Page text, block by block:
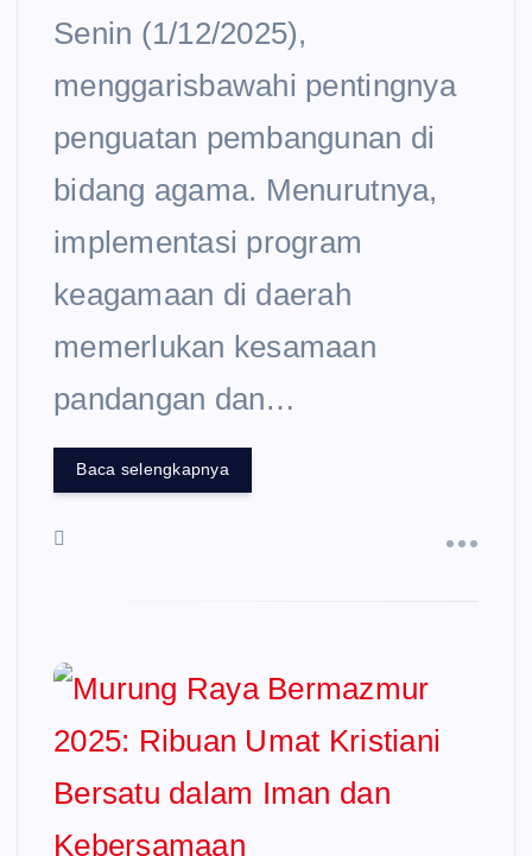
Senin (1/12/2025),
menggarisbawahi pentingnya
penguatan pembangunan di
bidang agama. Menurutnya,
implementasi program
keagamaan di daerah
memerlukan kesamaan
pandangan dan…
Baca selengkapnya